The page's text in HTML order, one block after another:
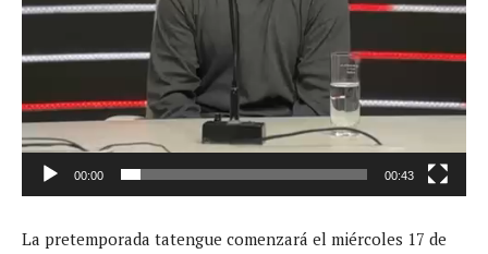
00:00 00:43
La pretemporada tatengue comenzará el miércoles 17 de